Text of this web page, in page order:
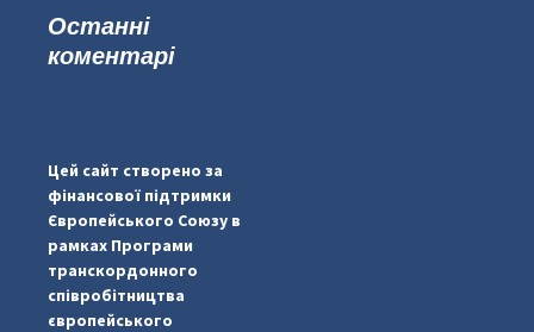
Останні
коментарі
Цей сайт створено за
фінансової підтримки
Європейського Союзу в
рамках Програми
транскордонного
співробітництва
європейського